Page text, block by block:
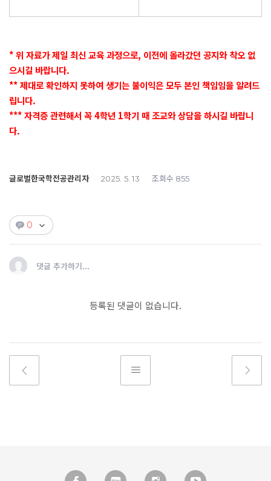
* 위 자료가 제일 최신 교육 과정으로, 이전에 올라갔던 공지와 착오 없
으시길 바랍니다.
** 제대로 확인하지 못하여 생기는 불이익은 모두 본인 책임임을 알려드
립니다.
*** 자격증 관련해서 꼭 4학년 1학기 때 조교와 상담을 하시길 바랍니
다.
글로벌한국학전공관리자 2025. 5. 13 조회수 855
0
댓글 추가하기...
등록된 댓글이 없습니다.